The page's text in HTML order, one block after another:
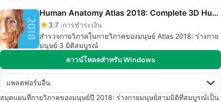
Human Anatomy Atlas 2018: Complete 3D Human Body
3.7 การชำระเงิน
สำรวจกายวิภาคในกายวิภาคของมนุษย์ Atlas 2018: ร่างกาย
มนุษย์ 3 มิติสมบูรณ์
ดาวน์โหลดสำหรับ Windows
แพลตฟอร์มอื่น
สมุดแผนที่กายวิภาคของมนุษย์ปี 2018: ร่างกายมนุษย์สามมิติที่สมบูรณ์เป็น